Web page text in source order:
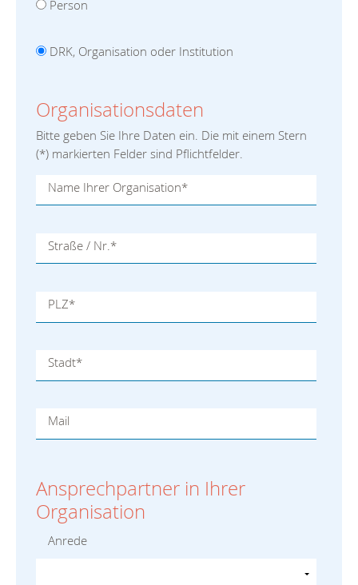
Person
DRK, Organisation oder Institution
Organisationsdaten
Bitte geben Sie Ihre Daten ein. Die mit einem Stern
(*) markierten Felder sind Pflichtfelder.
Name Ihrer Organisation*
Straße / Nr.*
PLZ*
Stadt*
Mail
Ansprechpartner in Ihrer
Organisation
Anrede